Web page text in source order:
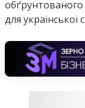
обґрунтованого
для української